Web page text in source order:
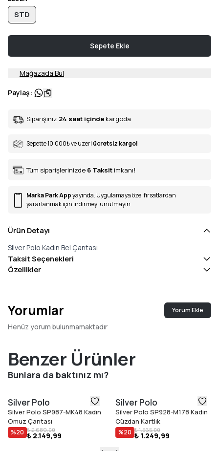
STD
Sepete Ekle
Mağazada Bul
Paylaş:
Siparişiniz 24 saat içinde kargoda
Sepette 10.000₺ve üzeri ücretsiz kargo!
Tüm siparişlerinizde 6 Taksit imkanı!
Marka Park Appyayında. Uygulamaya özel fırsatlardan
yararlanmak için indirmeyi unutmayın
Ürün Detayı
Silver Polo Kadın Bel Çantası
Taksit Seçenekleri
Özellikler
Yorumlar Yorum Ekle
Henüz yorum bulunmamaktadır
Benzer Ürünler
Bunlara da baktınız mı?
Silver Polo
Silver Polo SP987-MK48 Kadın
Omuz Çantası
%20 ₺ 2.689,00
₺ 2.149,99
Silver Polo
Silver Polo SP928-M178 Kadın
Cüzdan Kartlık
%20 ₺ 1.565,00
₺ 1.249,99